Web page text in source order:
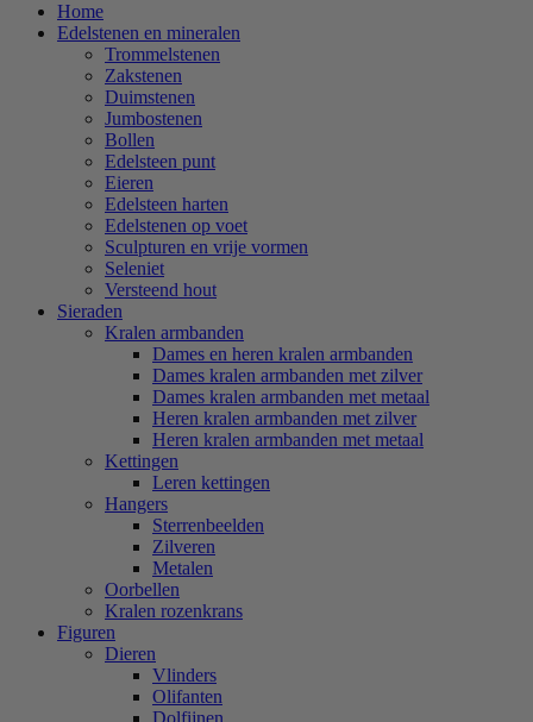
Home
Edelstenen en mineralen
Trommelstenen
Zakstenen
Duimstenen
Jumbostenen
Bollen
Edelsteen punt
Eieren
Edelsteen harten
Edelstenen op voet
Sculpturen en vrije vormen
Seleniet
Versteend hout
Sieraden
Kralen armbanden
Dames en heren kralen armbanden
Dames kralen armbanden met zilver
Dames kralen armbanden met metaal
Heren kralen armbanden met zilver
Heren kralen armbanden met metaal
Kettingen
Leren kettingen
Hangers
Sterrenbeelden
Zilveren
Metalen
Oorbellen
Kralen rozenkrans
Figuren
Dieren
Vlinders
Olifanten